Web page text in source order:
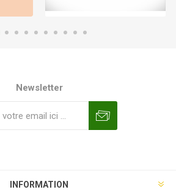
Newsletter
INFORMATION